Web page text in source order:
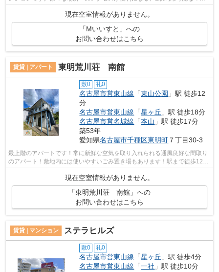
ションです。徒歩3分で駅にアクセスでき...
現在空室情報がありません。
「Mいいすと」への
お問い合わせはこちら
賃貸 | アパート 東明荒川荘 南館
敷0 礼0
名古屋市営東山線 「東山公園 」駅 徒歩12
分
名古屋市営東山線 「星ヶ丘 」駅 徒歩18分
名古屋市営名城線 「本山 」駅 徒歩17分
築53年
愛知県名古屋市千種区東明町 ７丁目30-3
最上階のアパートです！常に新鮮な空気を取り入れられる通風良好な間取り
のアパート！敷地内には使いやすいごみ置き場もあります！駅まで徒歩12分
現在空室情報がありません。
「東明荒川荘 南館」への
お問い合わせはこちら
賃貸 | マンション ステラヒルズ
敷0 礼0
名古屋市営東山線 「星ヶ丘 」駅 徒歩4分
名古屋市営東山線 「一社 」駅 徒歩10分